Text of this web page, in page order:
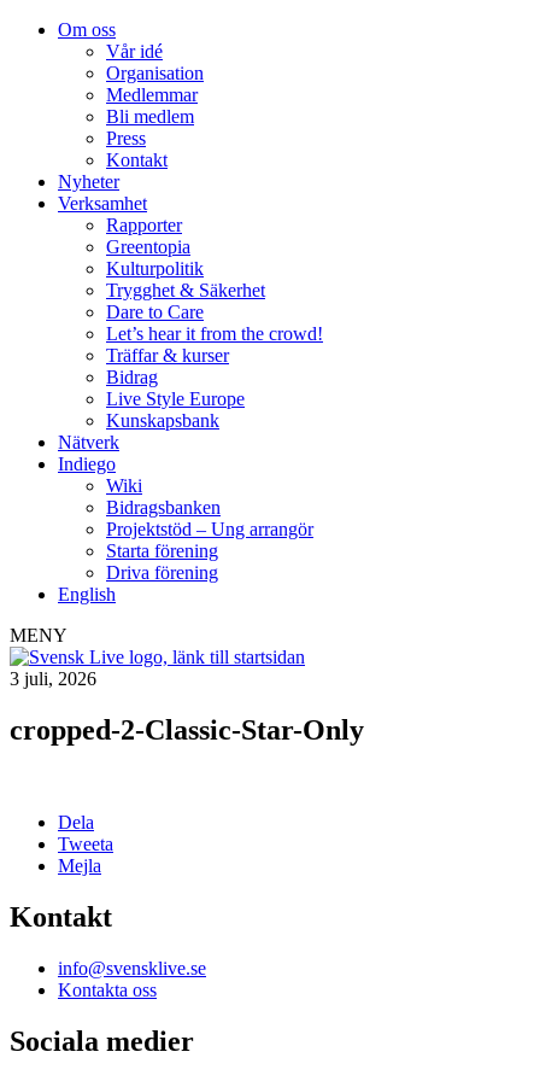
Om oss
Vår idé
Organisation
Medlemmar
Bli medlem
Press
Kontakt
Nyheter
Verksamhet
Rapporter
Greentopia
Kulturpolitik
Trygghet & Säkerhet
Dare to Care
Let’s hear it from the crowd!
Träffar & kurser
Bidrag
Live Style Europe
Kunskapsbank
Nätverk
Indiego
Wiki
Bidragsbanken
Projektstöd – Ung arrangör
Starta förening
Driva förening
English
MENY
3 juli, 2026
cropped-2-Classic-Star-Only
Dela
Tweeta
Mejla
Kontakt
info@svensklive.se
Kontakta oss
Sociala medier